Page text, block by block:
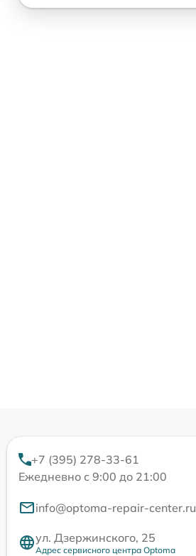
+7 (395) 278-33-61
Ежедневно с 9:00 до 21:00
info@optoma-repair-center.ru
ул. Дзержинского, 25
Адрес сервисного центра Optoma